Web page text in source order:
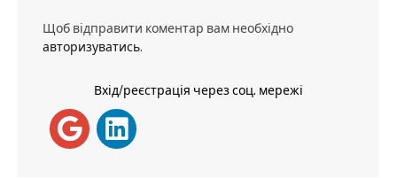
Щоб відправити коментар вам необхідно
авторизуватись.
Вхід/реєстрація через соц. мережі